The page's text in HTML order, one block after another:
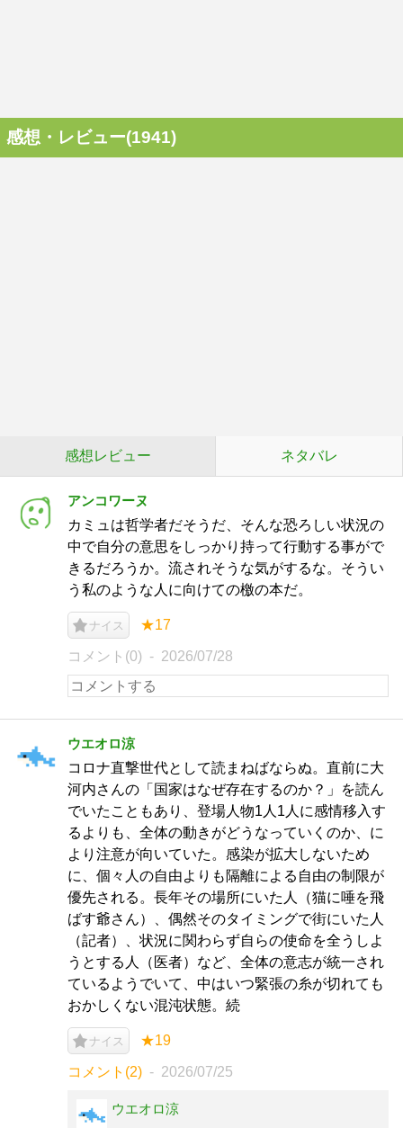
感想・レビュー(1941)
感想レビュー ネタバレ
アンコワーヌ
カミュは哲学者だそうだ、そんな恐ろしい状況の
中で自分の意思をしっかり持って行動する事がで
きるだろうか。流されそうな気がするな。そうい
う私のような人に向けての檄の本だ。
ナイス ★17
コメント(0) 2026/07/28
ウエオロ涼
コロナ直撃世代として読まねばならぬ。直前に大
河内さんの「国家はなぜ存在するのか？」を読ん
でいたこともあり、登場人物1人1人に感情移入す
るよりも、全体の動きがどうなっていくのか、に
より注意が向いていた。感染が拡大しないため
に、個々人の自由よりも隔離による自由の制限が
優先される。長年その場所にいた人（猫に唾を飛
ばす爺さん）、偶然そのタイミングで街にいた人
（記者）、状況に関わらず自らの使命を全うしよ
うとする人（医者）など、全体の意志が統一され
ているようでいて、中はいつ緊張の糸が切れても
おかしくない混沌状態。続
ナイス ★19
コメント(2) 2026/07/25
ウエオロ涼